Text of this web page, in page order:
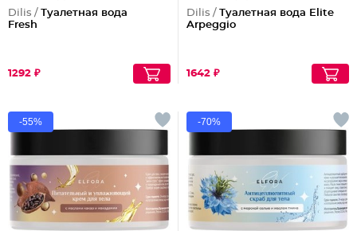
Dilis / Туалетная вода
Fresh
1292 ₽
Dilis / Туалетная вода Elite
Arpeggio
1642 ₽
-55% -70%